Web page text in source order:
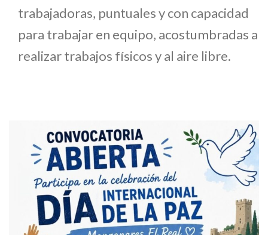
trabajadoras, puntuales y con capacidad
para trabajar en equipo, acostumbradas a
realizar trabajos físicos y al aire libre.